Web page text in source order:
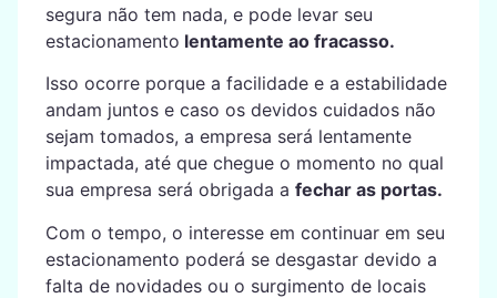
segura não tem nada, e pode levar seu
estacionamento lentamente ao fracasso.
Isso ocorre porque a facilidade e a estabilidade
andam juntos e caso os devidos cuidados não
sejam tomados, a empresa será lentamente
impactada, até que chegue o momento no qual
sua empresa será obrigada a fechar as portas.
Com o tempo, o interesse em continuar em seu
estacionamento poderá se desgastar devido a
falta de novidades ou o surgimento de locais